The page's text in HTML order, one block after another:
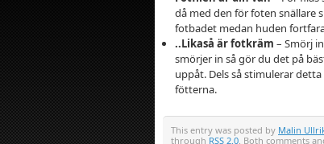
då med den för foten snällare
fotbadet medan huden
..Likaså är fotkräm – Smörj
smörjer in så gör du det på
uppåt. Dels så stimulerar
fötterna.
This entry was posted by Malin
throughRSS 2.0 . Both comments